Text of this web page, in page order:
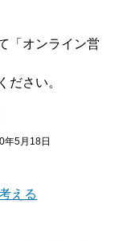
「オンライン営
ださい。
年5月18日
える